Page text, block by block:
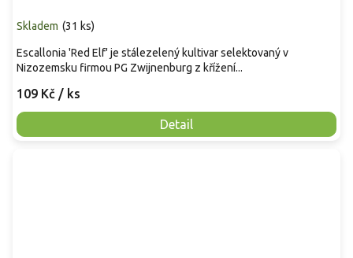
Skladem (31 ks)
109 Kč / ks
Detail
Escallonia 'Red Elf' je stálezelený kultivar selektovaný v
Nizozemsku firmou PG Zwijnenburg z křížení...